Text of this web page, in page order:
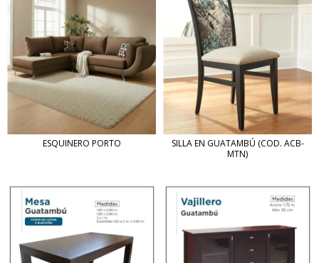
ESQUINERO PORTO
SILLA EN GUATAMBÚ (COD. ACB-
MTN)